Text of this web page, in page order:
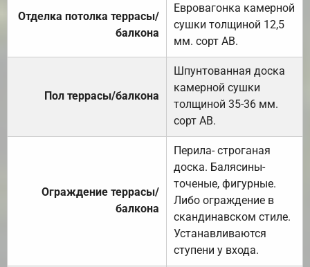
Отделка потолка террасы/
балкона
Евровагонка камерной
сушки толщиной 12,5
мм. сорт АВ.
Пол террасы/балкона
Шпунтованная доска
камерной сушки
толщиной 35-36 мм.
сорт АВ.
Ограждение террасы/
балкона
Перила- строганая
доска. Балясины-
точеные, фигурные.
Либо ограждение в
скандинавском стиле.
Устанавливаются
ступени у входа.